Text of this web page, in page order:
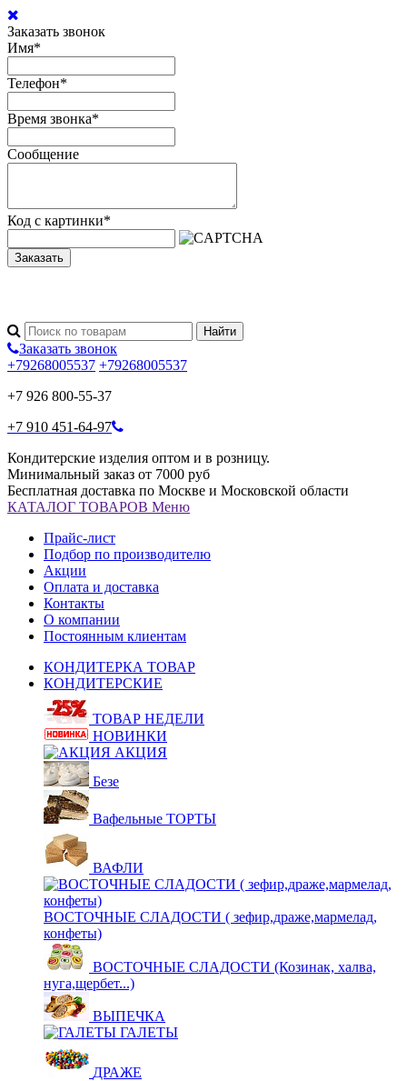
Заказать звонок
Имя*
Телефон*
Время звонка*
Сообщение
Код с картинки*
Заказать
Заказать звонок
+79268005537 +79268005537
+7 926 800-55-37
+7 910 451-64-97
Кондитерские изделия оптом и в розницу.
Минимальный заказ от 7000 руб
Бесплатная доставка по Москве и Московской области
КАТАЛОГ ТОВАРОВ Меню
Прайс-лист
Подбор по производителю
Акции
Оплата и доставка
Контакты
О компании
Постоянным клиентам
КОНДИТЕРКА ТОВАР
КОНДИТЕРСКИЕ
ТОВАР НЕДЕЛИ
НОВИНКИ
АКЦИЯ
Безе
Вафельные ТОРТЫ
ВАФЛИ
ВОСТОЧНЫЕ СЛАДОСТИ ( зефир,драже,мармелад,
конфеты)
ВОСТОЧНЫЕ СЛАДОСТИ (Козинак, халва,
нуга,щербет...)
ВЫПЕЧКА
ГАЛЕТЫ
ДРАЖЕ